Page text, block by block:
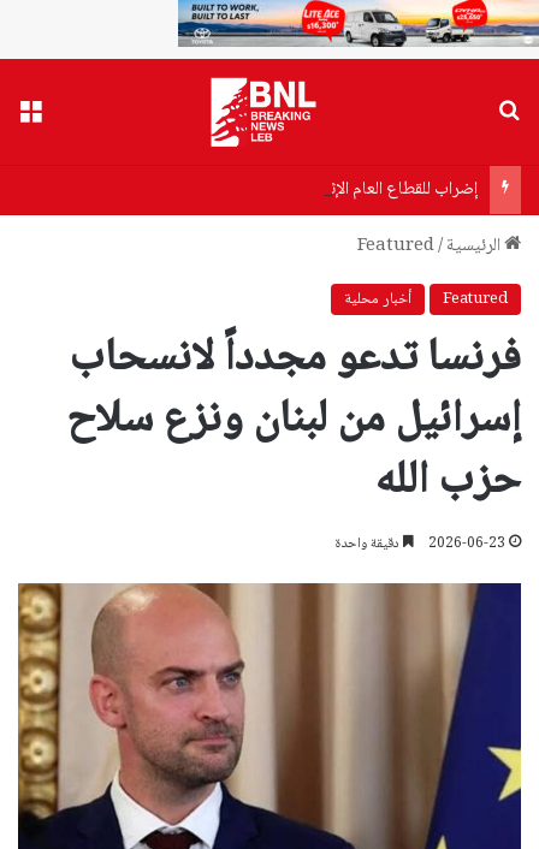
إضراب للقطاع العام الإثنين.. وتصعيد تدريجي!
الرئيسية/
Featured
Featured أخبار محلية
فرنسا تدعو مجدداً لانسحاب
إسرائيل من لبنان ونزع سلاح
حزب الله
2026-06-23 دقيقة واحدة